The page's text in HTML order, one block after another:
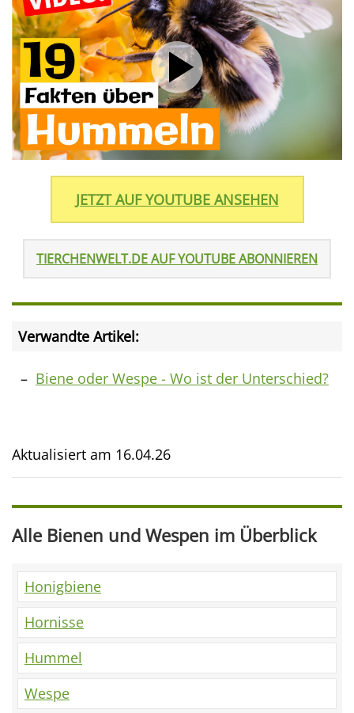
JETZT AUF YOUTUBE ANSEHEN
TIERCHENWELT.DE AUF YOUTUBE ABONNIEREN
Verwandte Artikel:
Biene oder Wespe - Wo ist der Unterschied?
Aktualisiert am 16.04.26
Alle Bienen und Wespen im Überblick
Honigbiene
Hornisse
Hummel
Wespe